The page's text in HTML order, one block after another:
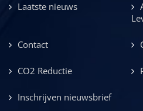
Laatste nieuws
Contact
CO2 Reductie
Inschrijven nieuwsbrief